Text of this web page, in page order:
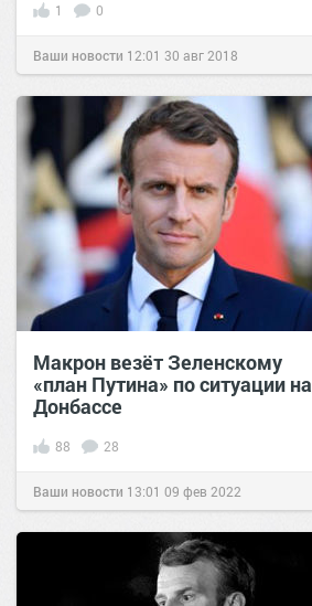
1 0
Ваши новости 12:01 30 авг 2018
Макрон везёт Зеленскому
«план Путина» по ситуации на
Донбассе
88 28
Ваши новости 13:01 09 фев 2022